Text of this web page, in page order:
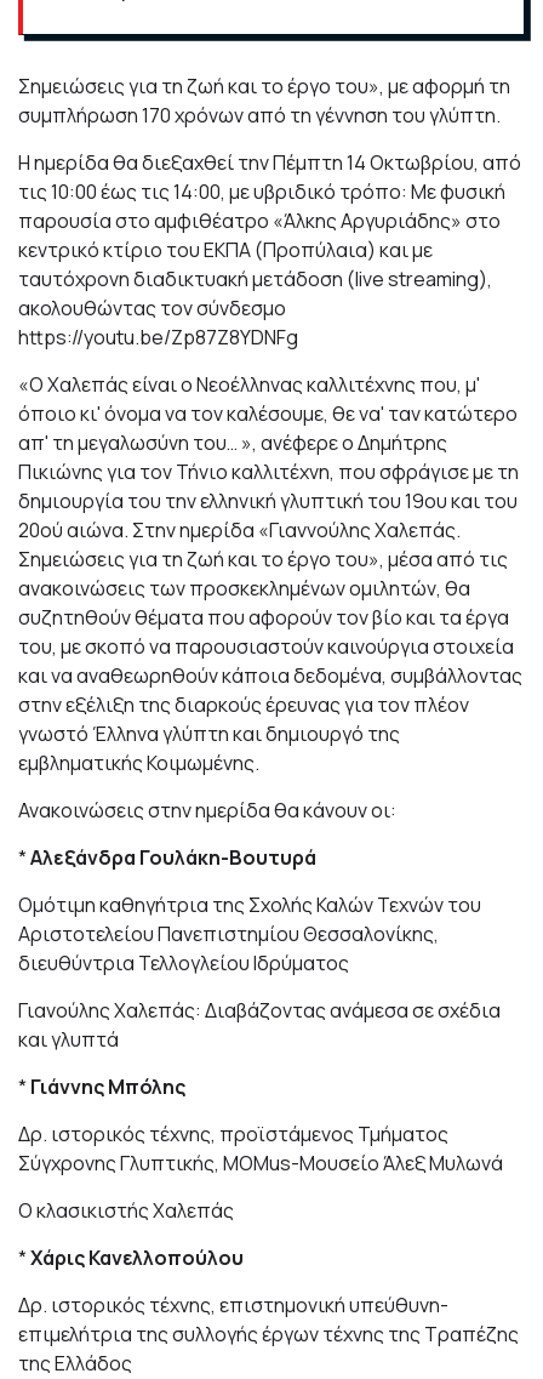
Σημειώσεις για τη ζωή και το έργο του», με αφορμή τη
συμπλήρωση 170 χρόνων από τη γέννηση του γλύπτη.
Η ημερίδα θα διεξαχθεί την Πέμπτη 14 Οκτωβρίου, από
τις 10:00 έως τις 14:00, με υβριδικό τρόπο: Με φυσική
παρουσία στο αμφιθέατρο «Άλκης Αργυριάδης» στο
κεντρικό κτίριο του ΕΚΠΑ (Προπύλαια) και με
ταυτόχρονη διαδικτυακή μετάδοση (live streaming),
ακολουθώντας τον σύνδεσμο
https://youtu.be/Zp87Z8YDNFg
«Ο Χαλεπάς είναι ο Νεοέλληνας καλλιτέχνης που, μ'
όποιο κι' όνομα να τον καλέσουμε, θε να' ταν κατώτερο
απ' τη μεγαλωσύνη του… », ανέφερε ο Δημήτρης
Πικιώνης για τον Τήνιο καλλιτέχνη, που σφράγισε με τη
δημιουργία του την ελληνική γλυπτική του 19ου και του
20ού αιώνα. Στην ημερίδα «Γιαννούλης Χαλεπάς.
Σημειώσεις για τη ζωή και το έργο του», μέσα από τις
ανακοινώσεις των προσκεκλημένων ομιλητών, θα
συζητηθούν θέματα που αφορούν τον βίο και τα έργα
του, με σκοπό να παρουσιαστούν καινούργια στοιχεία
και να αναθεωρηθούν κάποια δεδομένα, συμβάλλοντας
στην εξέλιξη της διαρκούς έρευνας για τον πλέον
γνωστό Έλληνα γλύπτη και δημιουργό της
εμβληματικής Κοιμωμένης.
Ανακοινώσεις στην ημερίδα θα κάνουν οι:
*Αλεξάνδρα Γουλάκη-Βουτυρά
Ομότιμη καθηγήτρια της Σχολής Καλών Τεχνών του
Αριστοτελείου Πανεπιστημίου Θεσσαλονίκης,
διευθύντρια Τελλογλείου Ιδρύματος
Γιανούλης Χαλεπάς: Διαβάζοντας ανάμεσα σε σχέδια
και γλυπτά
*Γιάννης Μπόλης
Δρ. ιστορικός τέχνης, προϊστάμενος Τμήματος
Σύγχρονης Γλυπτικής, MOMus-Μουσείο Άλεξ Μυλωνά
Ο κλασικιστής Χαλεπάς
*Χάρις Κανελλοπούλου
Δρ. ιστορικός τέχνης, επιστημονική υπεύθυνη-
επιμελήτρια της συλλογής έργων τέχνης της Τραπέζης
της Ελλάδος